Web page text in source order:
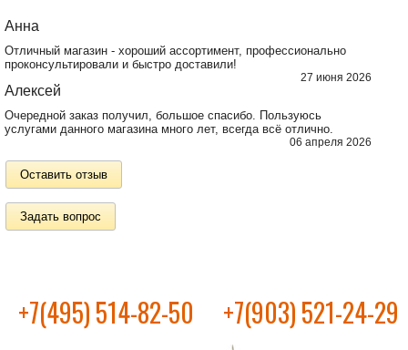
Анна
Отличный магазин - хороший ассортимент, профессионально
проконсультировали и быстро доставили!
27 июня 2026
Алексей
Очередной заказ получил, большое спасибо. Пользуюсь
услугами данного магазина много лет, всегда всё отлично.
06 апреля 2026
Оставить отзыв
Задать вопрос
+7(495) 514-82-50 +7(903) 521-24-29